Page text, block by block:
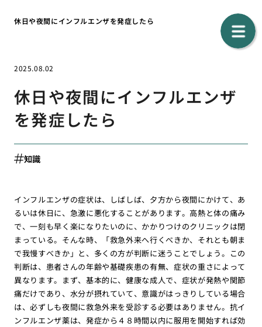
休日や夜間にインフルエンザを発症したら
2025.08.02
休日や夜間にインフルエンザ
を発症したら
知識
インフルエンザの症状は、しばしば、夕方から夜間にかけて、あ
るいは休日に、急激に悪化することがあります。高熱と体の痛み
で、一刻も早く楽になりたいのに、かかりつけのクリニックは閉
まっている。そんな時、「救急外来へ行くべきか、それとも朝ま
で我慢すべきか」と、多くの方が判断に迷うことでしょう。この
判断は、患者さんの年齢や基礎疾患の有無、症状の重さによって
異なります。まず、基本的に、健康な成人で、症状が発熱や関節
痛だけであり、水分が摂れていて、意識がはっきりしている場合
は、必ずしも夜間に救急外来を受診する必要はありません。抗イ
ンフルエンザ薬は、発症から４８時間以内に服用を開始すれば効